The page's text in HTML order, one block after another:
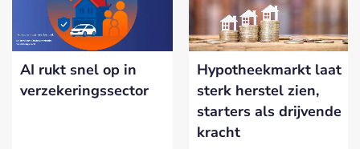
AI rukt snel op in
verzekeringssector
Hypotheekmarkt laat
sterk herstel zien,
starters als drijvende
kracht